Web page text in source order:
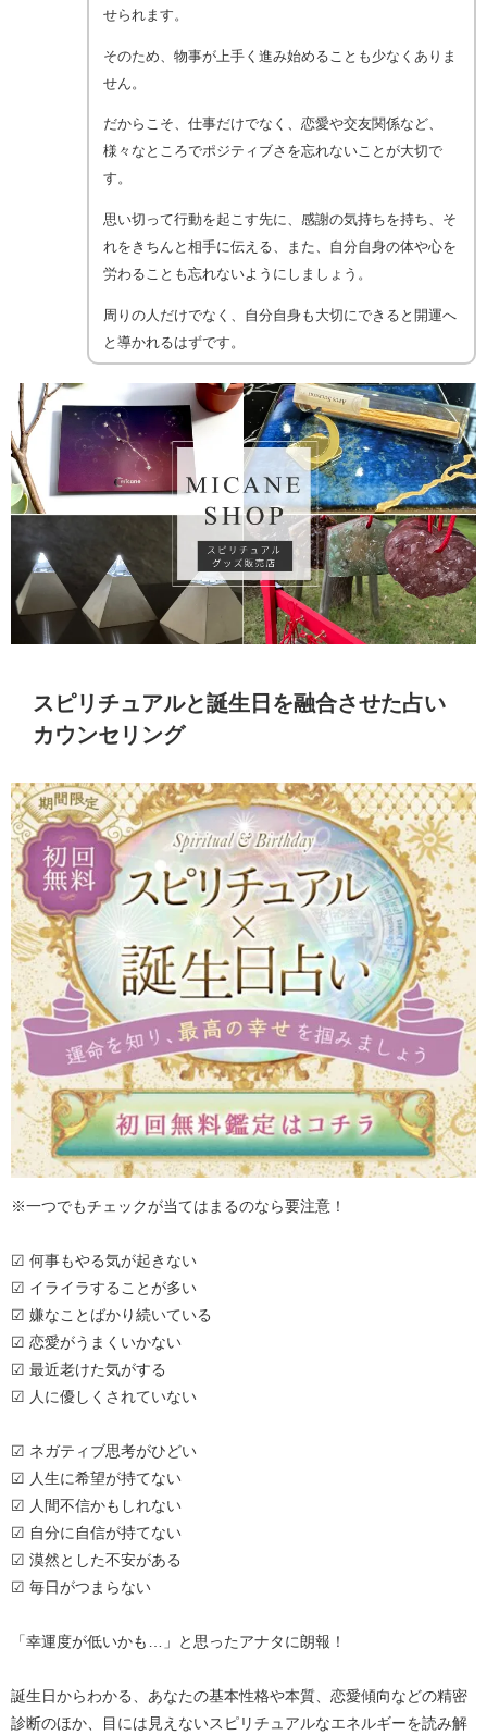
せられます。
そのため、物事が上手く進み始めることも少なくありま
せん。
だからこそ、仕事だけでなく、恋愛や交友関係など、
様々なところでポジティブさを忘れないことが大切で
す。
思い切って行動を起こす先に、感謝の気持ちを持ち、そ
れをきちんと相手に伝える、また、自分自身の体や心を
労わることも忘れないようにしましょう。
周りの人だけでなく、自分自身も大切にできると開運へ
と導かれるはずです。
スピリチュアルと誕生日を融合させた占い
カウンセリング
※一つでもチェックが当てはまるのなら要注意！
☑ 何事もやる気が起きない
☑ イライラすることが多い
☑ 嫌なことばかり続いている
☑ 恋愛がうまくいかない
☑ 最近老けた気がする
☑ 人に優しくされていない
☑ ネガティブ思考がひどい
☑ 人生に希望が持てない
☑ 人間不信かもしれない
☑ 自分に自信が持てない
☑ 漠然とした不安がある
☑ 毎日がつまらない
「幸運度が低いかも…」と思ったアナタに朗報！
誕生日からわかる、あなたの基本性格や本質、恋愛傾向などの精密
診断のほか、目には見えないスピリチュアルなエネルギーを読み解